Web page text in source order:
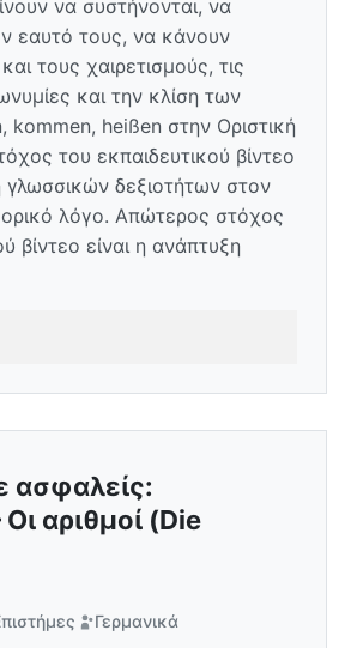
να συστήνονται, να
εαυτό τους, να κάνουν
τους χαιρετισμούς, τις
και την κλίση των
heißen στην Οριστική
του εκπαιδευτικού βίντεο
γλωσσικών δεξιοτήτων στον
λόγο. Απώτερος στόχος
βίντεο είναι η ανάπτυξη
ασφαλείς:
αριθμοί (Die
Γερμανικά